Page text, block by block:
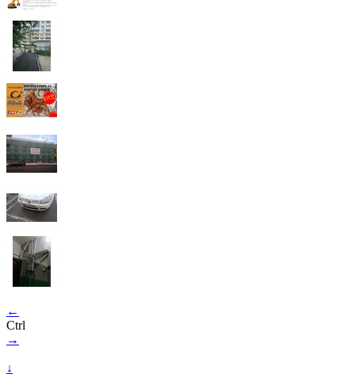
←
Ctrl
→
↓